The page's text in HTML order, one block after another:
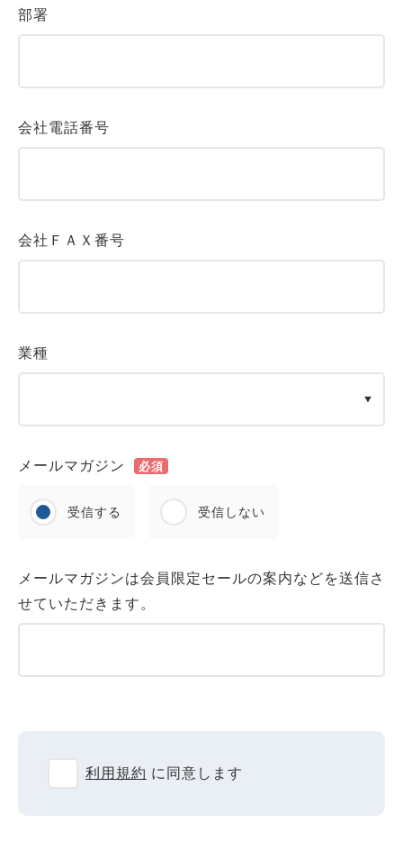
部署
会社電話番号
会社ＦＡＸ番号
業種
メールマガジン 必須
受信する 受信しない
メールマガジンは会員限定セールの案内などを送信さ
せていただきます。
利用規約 に同意します